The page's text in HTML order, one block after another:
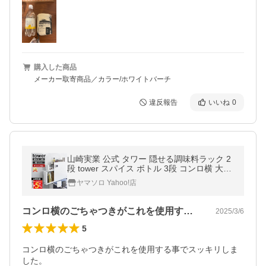
購入した商品
メーカー取寄商品／カラー/ホワイトバーチ
違反報告 いいね 0
山崎実業 公式 タワー 隠せる調味料ラック 2
段 tower スパイス ボトル 3段 コンロ横 大容
量 キッチン収納 4334 4335
ヤマソロ Yahoo!店
コンロ横のごちゃつきがこれを使用する事… 2025/3/6
5
コンロ横のごちゃつきがこれを使用する事でスッキリしま
した。